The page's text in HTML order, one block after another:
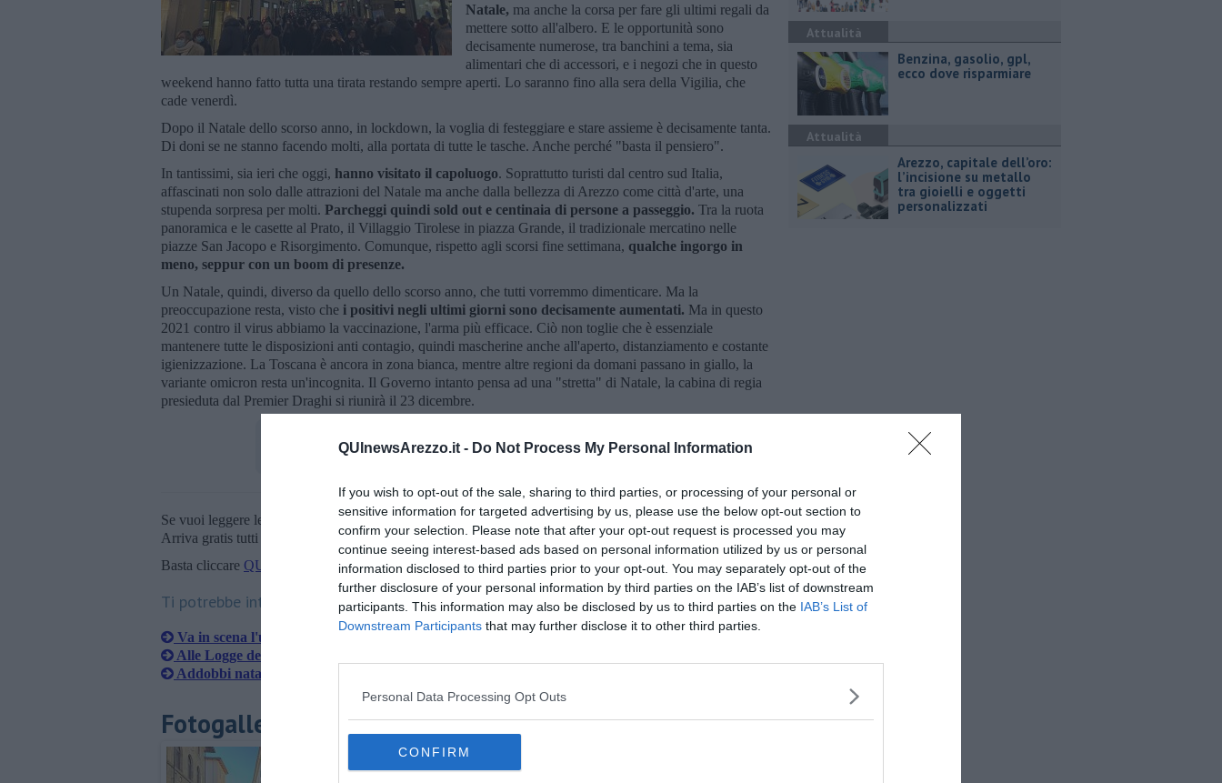
QUInewsArezzo.it - Do Not Process My Personal Information
If you wish to opt-out of the sale, sharing to third parties, or processing of your personal or
sensitive information for targeted advertising by us, please use the below opt-out section to
confirm your selection. Please note that after your opt-out request is processed you may
continue seeing interest-based ads based on personal information utilized by us or personal
information disclosed to third parties prior to your opt-out. You may separately opt-out of the
further disclosure of your personal information by third parties on the IAB’s list of downstream
participants. This information may also be disclosed by us to third parties on the IAB’s List of
Downstream Participants that may further disclose it to other third parties.
Personal Data Processing Opt Outs
CONFIRM
Natale, ma anche la corsa per fare gli ultimi regali da
mettere sotto all'albero. E le opportunità sono
decisamente numerose, tra banchini a tema, sia
alimentari che di accessori, e i negozi che in questo
weekend hanno fatto tutta una tirata restando sempre aperti. Lo saranno fino alla sera della Vigilia, che
cade venerdì.
Dopo il Natale dello scorso anno, in lockdown, la voglia di festeggiare e stare assieme è decisamente tanta.
Di doni se ne stanno facendo molti, alla portata di tutte le tasche. Anche perché "basta il pensiero".
In tantissimi, sia ieri che oggi, hanno visitato il capoluogo. Soprattutto turisti dal centro sud Italia,
affascinati non solo dalle attrazioni del Natale ma anche dalla bellezza di Arezzo come città d'arte, una
stupenda sorpresa per molti. Parcheggi quindi sold out e centinaia di persone a passeggio. Tra la ruota
panoramica e le casette al Prato, il Villaggio Tirolese in piazza Grande, il tradizionale mercatino nelle
piazze San Jacopo e Risorgimento. Comunque, rispetto agli scorsi fine settimana, qualche ingorgo in
meno, seppur con un boom di presenze.
Un Natale, quindi, diverso da quello dello scorso anno, che tutti vorremmo dimenticare. Ma la
preoccupazione resta, visto che i positivi negli ultimi giorni sono decisamente aumentati. Ma in questo
2021 contro il virus abbiamo la vaccinazione, l'arma più efficace. Ciò non toglie che è essenziale
mantenere tutte le disposizioni anti contagio, quindi mascherine anche all'aperto, distanziamento e costante
igienizzazione. La Toscana è ancora in zona bianca, mentre altre regioni da domani passano in giallo, la
variante omicron resta un'incognita. Il Governo intanto pensa ad una "stretta" di Natale, la cabina di regia
presieduta dal Premier Draghi si riunirà il 23 dicembre.
Se vuoi leggere le notizie principali della Toscana iscriviti allaNewsletter QUInews - ToscanaMedia.
Arriva gratis tutti i giorni alle 20:00 direttamente nella tua casella di posta.
Basta cliccare QUI
Ti potrebbe interessare anche:
Va in scena l'ultimo weekend prima del Natale
Alle Logge del grano il Natale è solidale
Addobbi natalizi, i palloncini l’ultima tendenza
Fotogallery
Attualità
​Benzina, gasolio, gpl,
ecco dove risparmiare
Attualità
Arezzo, capitale dell’oro:
l’incisione su metallo
tra gioielli e oggetti
personalizzati